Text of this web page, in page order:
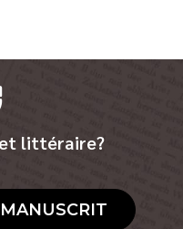
littéraire?